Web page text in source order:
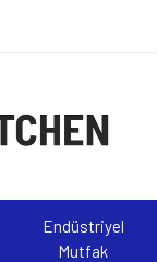
Endüstriyel
Mutfak